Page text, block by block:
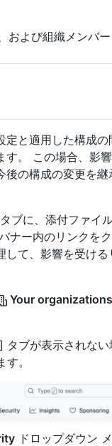
および組織メンバー
定と適用した構成の
す。 この場合、影
後の構成の変更を継
ブに、添付ファイ
ナー内のリンクを
て、影響を受ける
Your
タブが表示されない
。
ドロップダウン